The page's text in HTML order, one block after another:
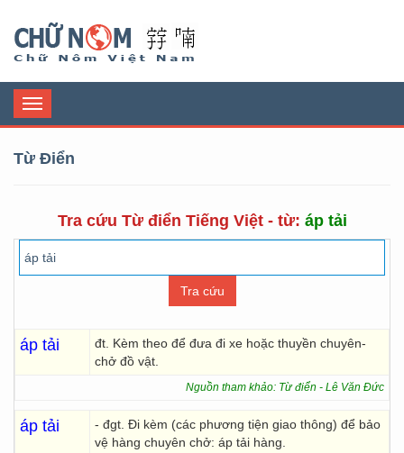
Toggle
navigation
Từ Điển
Tra cứu Từ điển Tiếng Việt - từ: áp tải
áp tải
đt. Kèm theo để đưa đi xe hoặc thuyền chuyên-
chở đồ vật.
Nguồn tham khảo: Từ điển - Lê Văn Đức
áp tải
- đgt. Đi kèm (các phương tiện giao thông) để bảo
vệ hàng chuyên chở: áp tải hàng.